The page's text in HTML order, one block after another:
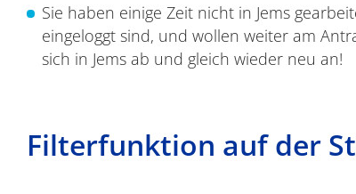
Sie haben einige Zeit nicht in Jems
eingeloggt sind, und wollen weiter am
sich in Jems ab und gleich wieder neu an!
Filterfunktion auf der